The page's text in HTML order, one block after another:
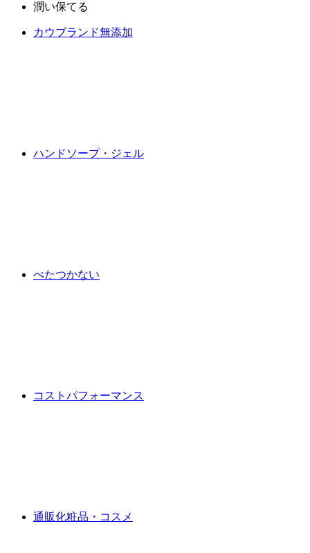
潤い保てる
カウブランド無添加
ハンドソープ・ジェル
べたつかない
コストパフォーマンス
通販化粧品・コスメ